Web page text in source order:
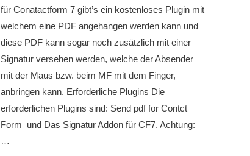
für Conatactform 7 gibt’s ein kostenloses Plugin mit
welchem eine PDF angehangen werden kann und
diese PDF kann sogar noch zusätzlich mit einer
Signatur versehen werden, welche der Absender
mit der Maus bzw. beim MF mit dem Finger,
anbringen kann. Erforderliche Plugins Die
erforderlichen Plugins sind: Send pdf for Contct
Form und Das Signatur Addon für CF7. Achtung:
…